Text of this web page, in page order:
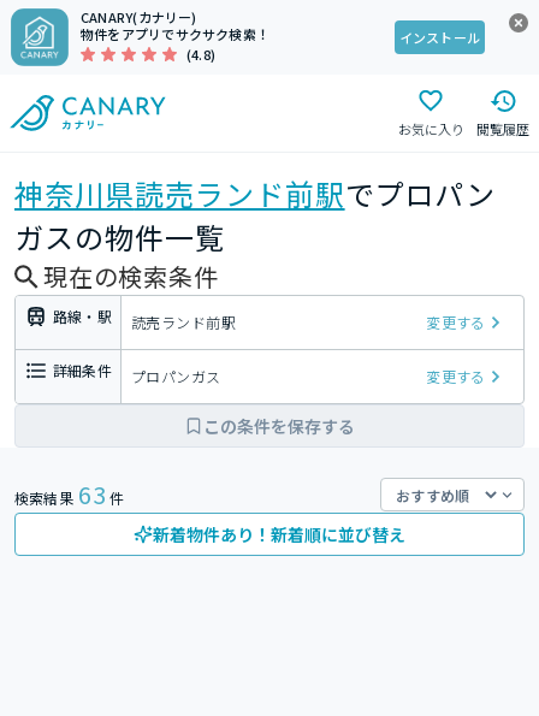
CANARY(カナリー)
物件をアプリでサクサク検索！
(4.8)
インストール
お気に入り 閲覧履歴
神奈川県読売ランド前駅でプロパン
ガスの物件一覧
現在の検索条件
路線・駅 読売ランド前駅 変更する
詳細条件 プロパンガス 変更する
この条件を保存する
検索結果 63 件
新着物件あり！新着順に並び替え